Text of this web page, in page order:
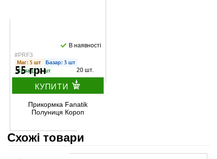
#PRF3
В наявності
Маг: 5 шт
Базар: 3 шт
Склад: 12 шт
55 грн 20 шт.
КУПИТИ
Прикормка Fanatik
Полуниця Короп
Схожі товари